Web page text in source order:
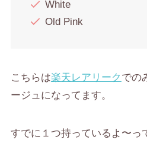
White
Old Pink
こちらは楽天レアリーク での
ージュになってます。
すでに１つ持っているよ〜っ